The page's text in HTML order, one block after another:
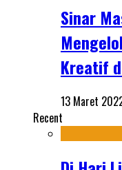
Sinar
Kreatif
13 Maret
Recent